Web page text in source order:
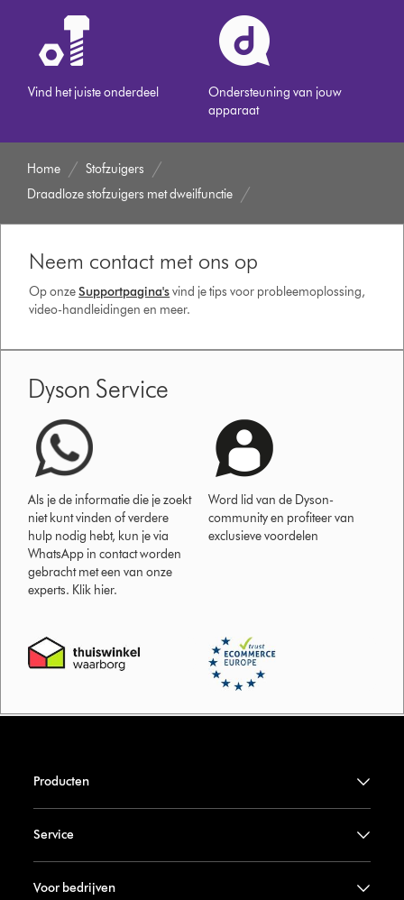
Vind het juiste onderdeel
Ondersteuning van jouw
apparaat
Home
Stofzuigers
Draadloze stofzuigers met dweilfunctie
Neem contact met ons op
Op onzeSupportpagina'svind je tips voor probleemoplossing,
video-handleidingen en meer.
Dyson Service
Als je de informatie die je zoekt
niet kunt vinden of verdere
hulp nodig hebt, kun je via
WhatsApp in contact worden
gebracht met een van onze
experts. Klik hier.
Word lid van de Dyson-
community en profiteer van
exclusieve voordelen
Producten
Service
Voor bedrijven